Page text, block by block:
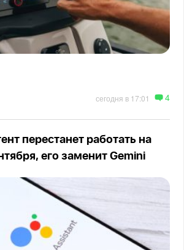
сегодня в 17:01 4
перестанет работать на
его заменит Gemini